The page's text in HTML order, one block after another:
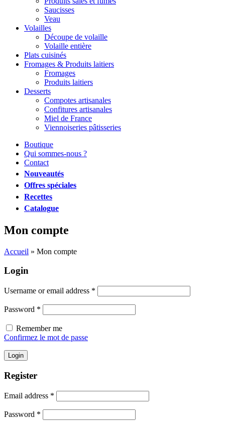
Saucisses
Veau
Volailles
Découpe de volaille
Volaille entière
Plats cuisinés
Fromages & Produits laitiers
Fromages
Produits laitiers
Desserts
Compotes artisanales
Confitures artisanales
Miel de France
Viennoiseries pâtisseries
Boutique
Qui sommes-nous ?
Contact
Nouveautés
Offres spéciales
Recettes
Catalogue
Mon compte
Accueil » Mon compte
Login
Username or email address *
Password *
Remember me
Confirmez le mot de passe
Login
Register
Email address *
Password *